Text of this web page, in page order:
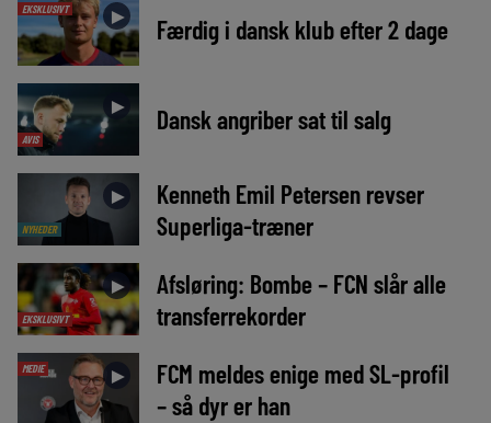
EKSKLUSIVT ► Færdig i dansk klub efter 2 dage
AVIS
► Dansk angriber sat til salg
NYHEDER
►
Kenneth Emil Petersen revser
Superliga-træner
EKSKLUSIVT
►
Afsløring: Bombe – FCN slår alle
transferrekorder
MEDIE ►
FCM meldes enige med SL-profil
– så dyr er han